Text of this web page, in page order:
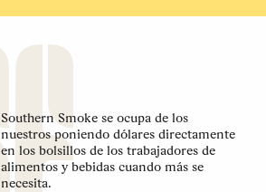
Southern Smoke se ocupa de los
nuestros poniendo dólares directamente
en los bolsillos de los trabajadores de
alimentos y bebidas cuando más se
necesita.